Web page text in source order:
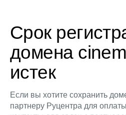
Срок
домена
истек
Если вы хотите сохранить
партнеру Руцентра для